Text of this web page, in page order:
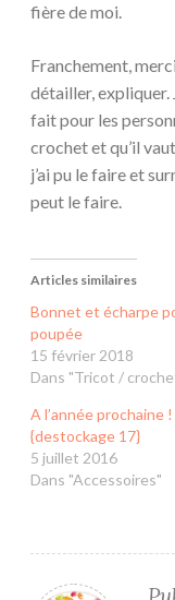
fière de moi.
Franchement,
détailler, expliquer.
fait pour les
crochet et qu’il
j’ai pu le faire et
peut le faire.
Articles similaires
Bonnet et écharpe
poupée
15 février 2018
Dans "Tricot /
A l’année prochaine !
{destockage 17}
5 juillet 2016
Dans "Accessoires"